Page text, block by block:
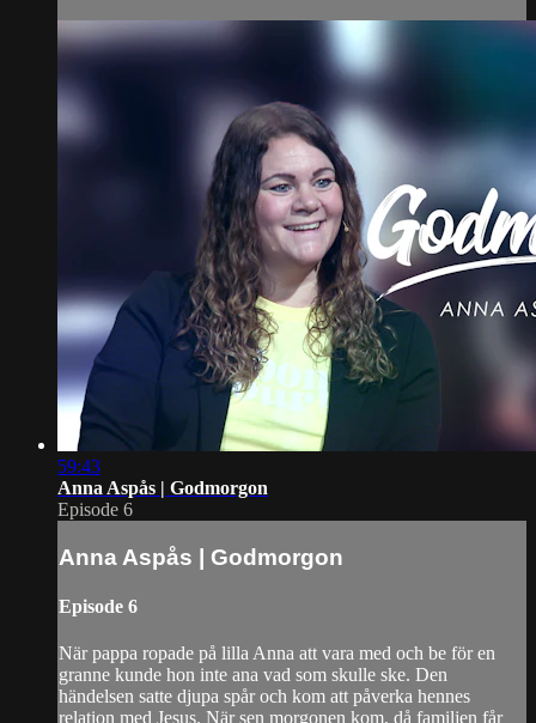
59:43
Anna Aspås | Godmorgon
Episode 6
Anna Aspås | Godmorgon
Episode 6
När pappa ropade på lilla Anna att vara med och be för en
granne kunde hon inte ana vad som skulle ske. Den
händelsen satte djupa spår och kom att påverka hennes
relation med Jesus. När sen morgonen kom, då familjen får